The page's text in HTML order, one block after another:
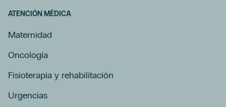
ATENCIÓN MÉDICA
Maternidad
Oncología
Fisioterapia y rehabilitación
Urgencias